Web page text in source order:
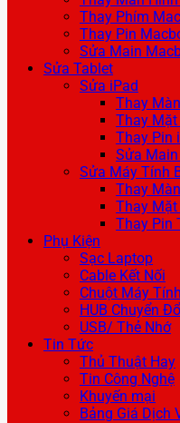
Thay Phím
Thay Pin
Sửa Main
Sửa Tablet
Sửa iPad
Thay
Thay Mặt
Thay Pin
Sửa
Sửa Máy Tính
Thay
Thay Mặt
Thay Pin
Phụ Kiện
Sạc Laptop
Cable Kết Nối
Chuột Máy Tính
HUB Chuyển
USB/ Thẻ Nhớ
Tin Tức
Thủ Thuật Hay
Tin Công Nghệ
Khuyến mại
Bảng Giá Dịch